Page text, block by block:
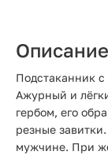
Описание
Подстаканник
Ажурный и
гербом, его
резные
мужчине. При